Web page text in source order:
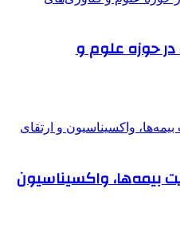
در حوزه علوم و
بیمه‌ها، واکسیناسیون